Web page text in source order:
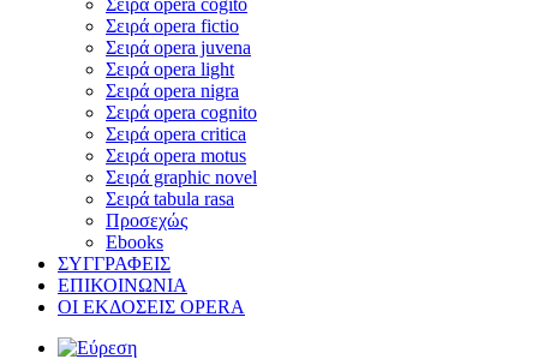
Σειρά opera cogito
Σειρά opera fictio
Σειρά opera juvena
Σειρά opera light
Σειρά opera nigra
Σειρά opera cognito
Σειρά opera critica
Σειρά opera motus
Σειρά graphic novel
Σειρά tabula rasa
Προσεχώς
Ebooks
ΣΥΓΓΡΑΦΕΙΣ
ΕΠΙΚΟΙΝΩΝΙΑ
ΟΙ ΕΚΔΟΣΕΙΣ OPERA